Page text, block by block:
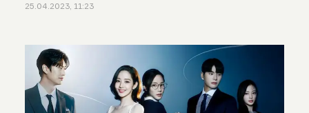
25.04.2023, 11:23